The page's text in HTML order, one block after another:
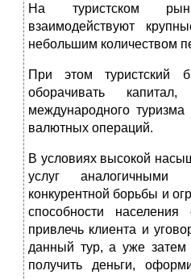
На туристском
взаимодействуют
небольшим количеством
При этом туристский
оборачивать
международного
валютных операций.
В условиях высокой
услуг аналогичными
конкурентной борьбы и
способности
привлечь клиента и
данный тур, а уже затем
получить деньги,